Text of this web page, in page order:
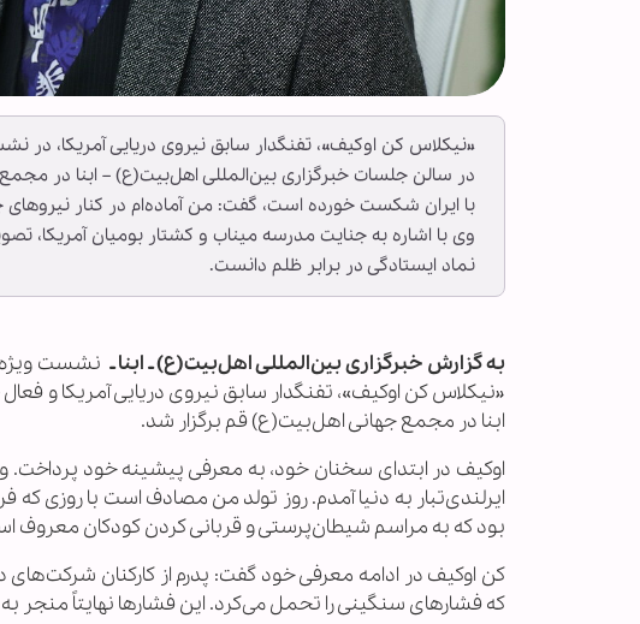
«نیکلاس کن اوکیف»، تفنگدار سابق نیروی دریایی آمریکا،
در سالن جلسات خبرگزاری بین‌المللی اهل‌بیت(ع) – ابنا در
با ایران شکست خورده است، گفت: من آماده‌ام در کنار
وی با اشاره به جنایت مدرسه میناب و کشتار بومیان آمریکا،
نماد ایستادگی در برابر ظلم دانست.
به گزارش خبرگزاری بین‌المللی اهل‌بیت(ع) ـ ابنا ـ نشست ویژه
«نیکلاس کن اوکیف»، تفنگدار سابق نیروی دریایی آمریکا و
ابنا در مجمع جهانی اهل‌بیت(ع) قم برگزار شد.
ایرلندی‌تبار به دنیا آمدم. روز تولد من مصادف است با روزی
بود که به مراسم شیطان‌پرستی و قربانی کردن کودکان معروف
کن اوکیف در ادامه معرفی خود گفت: پدرم از کارکنان
که فشارهای سنگینی را تحمل می‌کرد. این فشارها نهایتاً منجر